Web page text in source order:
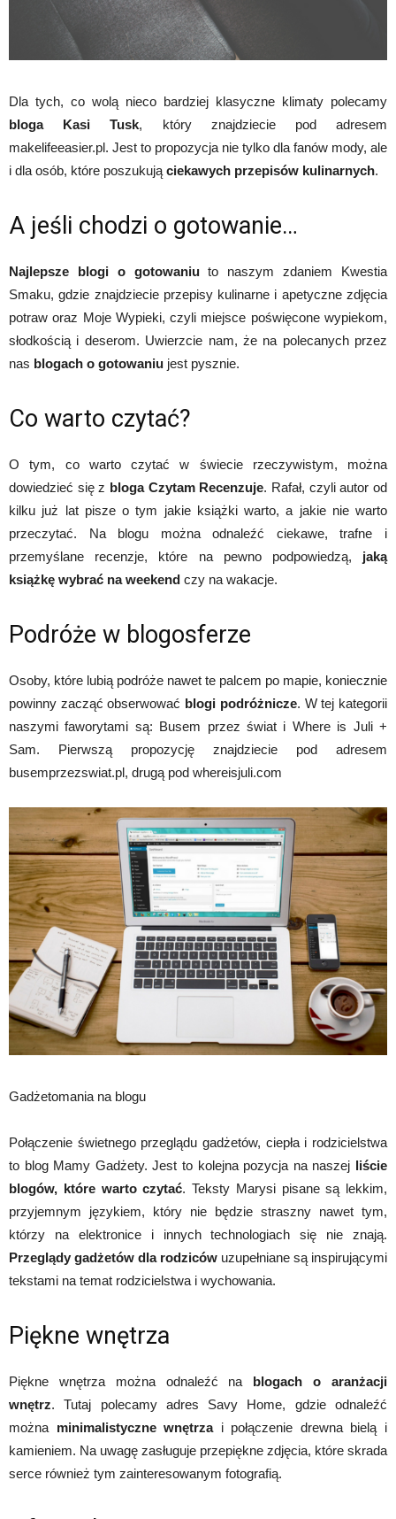
Dla tych, co wolą nieco bardziej klasyczne klimaty polecamy
bloga Kasi Tusk, który znajdziecie pod adresem
makelifeeasier.pl. Jest to propozycja nie tylko dla fanów mody, ale
i dla osób, które poszukują ciekawych przepisów kulinarnych.
A jeśli chodzi o gotowanie…
Najlepsze blogi o gotowaniuto naszym zdaniem Kwestia
Smaku, gdzie znajdziecie przepisy kulinarne i apetyczne zdjęcia
potraw oraz Moje Wypieki, czyli miejsce poświęcone wypiekom,
słodkością i deserom. Uwierzcie nam, że na polecanych przez
nas blogach o gotowaniu jest pysznie.
Co warto czytać?
O tym, co warto czytać w świecie rzeczywistym, można
dowiedzieć się z bloga Czytam Recenzuje. Rafał, czyli autor od
kilku już lat pisze o tym jakie książki warto, a jakie nie warto
przeczytać. Na blogu można odnaleźć ciekawe, trafne i
przemyślane recenzje, które na pewno podpowiedzą, jaką
książkę wybrać na weekend czy na wakacje.
Podróże w blogosferze
Osoby, które lubią podróże nawet te palcem po mapie, koniecznie
powinny zacząć obserwować blogi podróżnicze. W tej kategorii
naszymi faworytami są: Busem przez świat i Where is Juli +
Sam. Pierwszą propozycję znajdziecie pod adresem
busemprzezswiat.pl, drugą pod whereisjuli.com
Gadżetomania na blogu
Połączenie świetnego przeglądu gadżetów, ciepła i rodzicielstwa
to blog Mamy Gadżety. Jest to kolejna pozycja na naszej liście
blogów, które warto czytać. Teksty Marysi pisane są lekkim,
przyjemnym językiem, który nie będzie straszny nawet tym,
którzy na elektronice i innych technologiach się nie znają.
Przeglądy gadżetów dla rodziców uzupełniane są inspirującymi
tekstami na temat rodzicielstwa i wychowania.
Piękne wnętrza
Piękne wnętrza można odnaleźć na blogach o aranżacji
wnętrz. Tutaj polecamy adres Savy Home, gdzie odnaleźć
można minimalistyczne wnętrzai połączenie drewna bielą i
kamieniem. Na uwagę zasługuje przepiękne zdjęcia, które skrada
serce również tym zainteresowanym fotografią.